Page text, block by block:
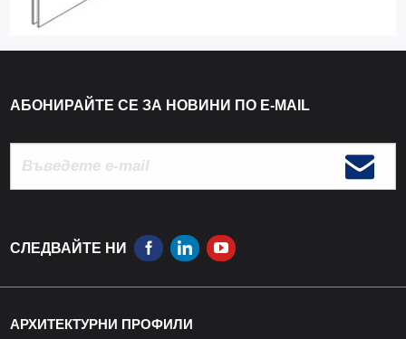
АБОНИРАЙТЕ СЕ ЗА НОВИНИ ПО E-MAIL
СЛЕДВАЙТЕ НИ
АРХИТЕКТУРНИ ПРОФИЛИ